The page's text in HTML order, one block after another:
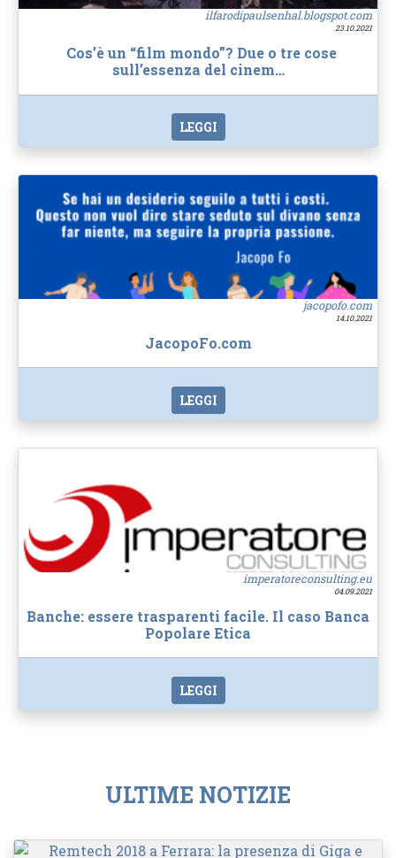
ilfarodipaulsenhal.blogspot.com
23.10.2021
Cos’è un “film mondo”? Due o tre cose
sull’essenza del cinem…
LEGGI
jacopofo.com
14.10.2021
JacopoFo.com
LEGGI
imperatoreconsulting.eu
04.09.2021
Banche: essere trasparenti facile. Il caso Banca
Popolare Etica
LEGGI
ULTIME NOTIZIE